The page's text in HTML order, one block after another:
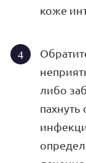
коже
либо